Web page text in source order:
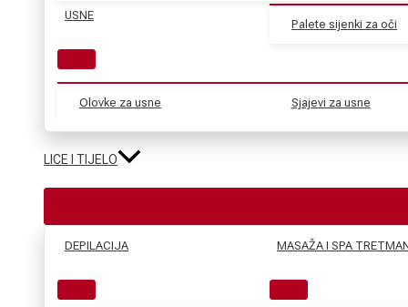
USNE
Olovke za usne Sjajevi za usne
Palete sijenki za oči
LICE I TIJELO
DEPILACIJA MASAŽA I SPA